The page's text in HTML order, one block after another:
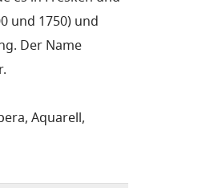
und 1750) und
Der Name
Aquarell,